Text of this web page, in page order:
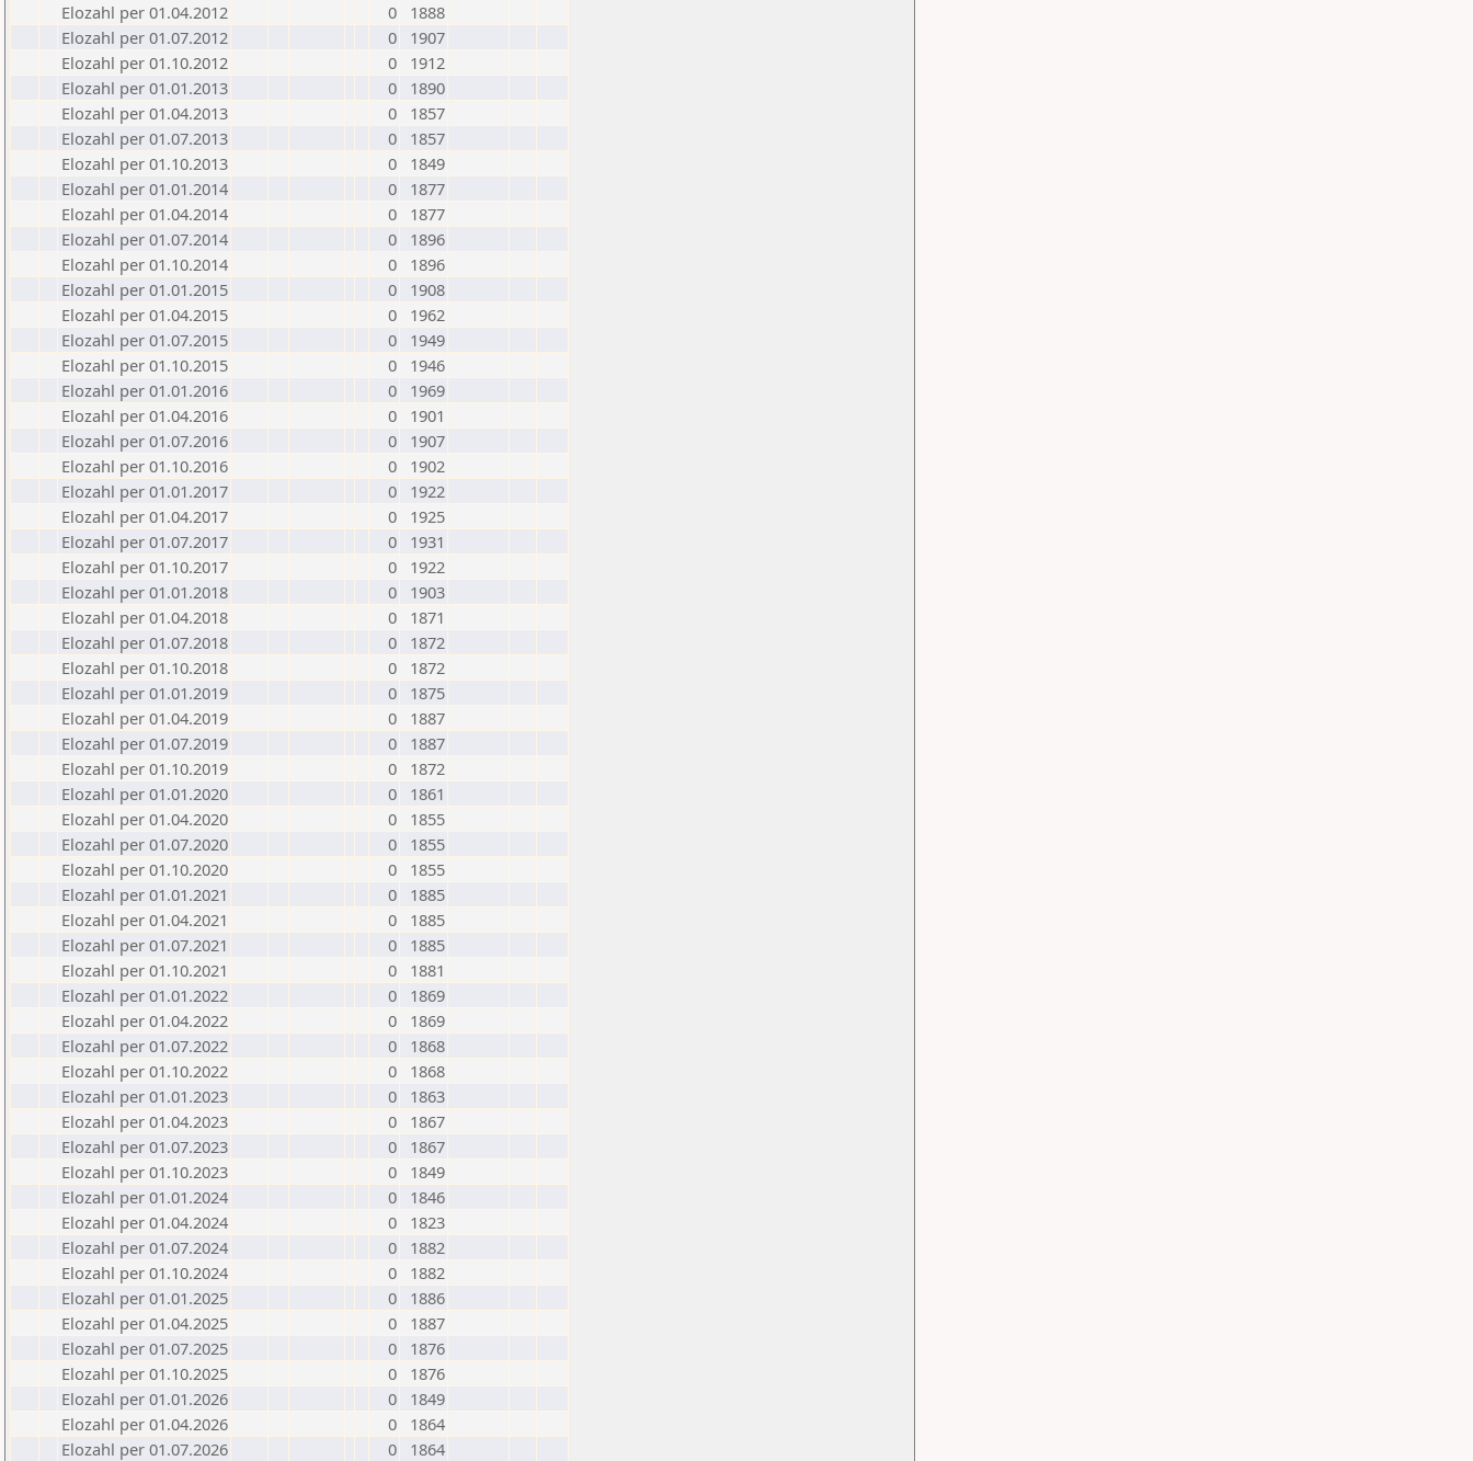
Elozahl per 01.04.2012
0
1888
Elozahl per 01.07.2012
0
1907
Elozahl per 01.10.2012
0
1912
Elozahl per 01.01.2013
0
1890
Elozahl per 01.04.2013
0
1857
Elozahl per 01.07.2013
0
1857
Elozahl per 01.10.2013
0
1849
Elozahl per 01.01.2014
0
1877
Elozahl per 01.04.2014
0
1877
Elozahl per 01.07.2014
0
1896
Elozahl per 01.10.2014
0
1896
Elozahl per 01.01.2015
0
1908
Elozahl per 01.04.2015
0
1962
Elozahl per 01.07.2015
0
1949
Elozahl per 01.10.2015
0
1946
Elozahl per 01.01.2016
0
1969
Elozahl per 01.04.2016
0
1901
Elozahl per 01.07.2016
0
1907
Elozahl per 01.10.2016
0
1902
Elozahl per 01.01.2017
0
1922
Elozahl per 01.04.2017
0
1925
Elozahl per 01.07.2017
0
1931
Elozahl per 01.10.2017
0
1922
Elozahl per 01.01.2018
0
1903
Elozahl per 01.04.2018
0
1871
Elozahl per 01.07.2018
0
1872
Elozahl per 01.10.2018
0
1872
Elozahl per 01.01.2019
0
1875
Elozahl per 01.04.2019
0
1887
Elozahl per 01.07.2019
0
1887
Elozahl per 01.10.2019
0
1872
Elozahl per 01.01.2020
0
1861
Elozahl per 01.04.2020
0
1855
Elozahl per 01.07.2020
0
1855
Elozahl per 01.10.2020
0
1855
Elozahl per 01.01.2021
0
1885
Elozahl per 01.04.2021
0
1885
Elozahl per 01.07.2021
0
1885
Elozahl per 01.10.2021
0
1881
Elozahl per 01.01.2022
0
1869
Elozahl per 01.04.2022
0
1869
Elozahl per 01.07.2022
0
1868
Elozahl per 01.10.2022
0
1868
Elozahl per 01.01.2023
0
1863
Elozahl per 01.04.2023
0
1867
Elozahl per 01.07.2023
0
1867
Elozahl per 01.10.2023
0
1849
Elozahl per 01.01.2024
0
1846
Elozahl per 01.04.2024
0
1823
Elozahl per 01.07.2024
0
1882
Elozahl per 01.10.2024
0
1882
Elozahl per 01.01.2025
0
1886
Elozahl per 01.04.2025
0
1887
Elozahl per 01.07.2025
0
1876
Elozahl per 01.10.2025
0
1876
Elozahl per 01.01.2026
0
1849
Elozahl per 01.04.2026
0
1864
Elozahl per 01.07.2026
0 1864